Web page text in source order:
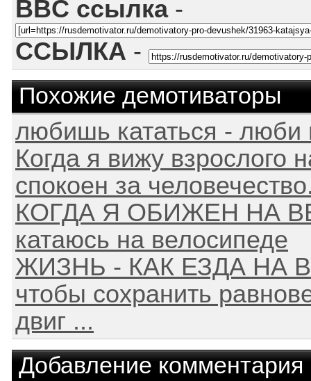
BBC ссылка-
ССЫЛКА -
Похожие демотиваторы
любишь кататься - люби
Когда я вижу взрослого
спокоен за
КОГДА Я ОБИЖЕН НА
катаюсь на велосипеде
ЖИЗНЬ - КАК ЕЗДА НА
чтобы сохранить
двиг ...
Добавление комментария